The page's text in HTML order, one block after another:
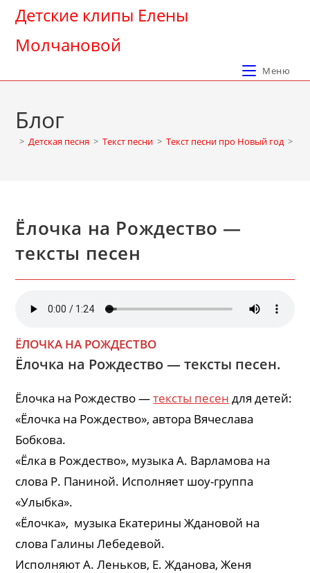
Перейти
содержимому
Детские клипы Елены
Молчановой
Меню
Блог
> Детская песня > Текст песни > Текст песни про Новый год >
Ёлочка на Рождество —
тексты песен
ЁЛОЧКА НА РОЖДЕСТВО
Ёлочка на Рождество — тексты песен.
Ёлочка на Рождество —тексты песен для детей:
«Ёлочка на Рождество», автора Вячеслава
Бобкова.
«Ёлка в Рождество», музыка А. Варламова на
слова Р. Паниной. Исполняет шоу-группа
«Улыбка».
«Ёлочка», музыка Екатерины Ждановой на
слова Галины Лебедевой.
Исполняют А. Леньков, Е. Жданова, Женя